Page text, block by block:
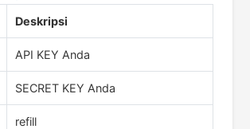
Deskripsi
API KEY Anda
SECRET KEY Anda
refill